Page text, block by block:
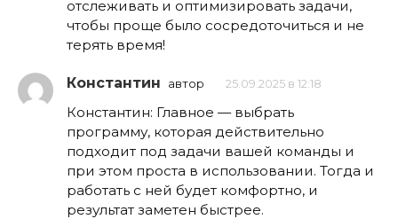
отслеживать и оптимизировать задачи,
чтобы проще было сосредоточиться и не
терять время!
Константин автор 25.09.2025 в 12:18
Константин: Главное — выбрать
программу, которая действительно
подходит под задачи вашей команды и
при этом проста в использовании. Тогда и
работать с ней будет комфортно, и
результат заметен быстрее.